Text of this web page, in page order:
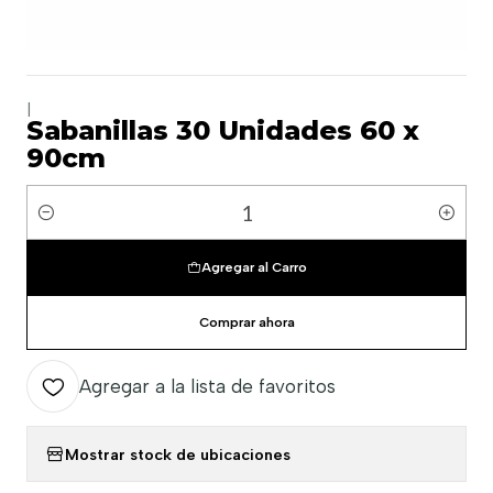
Sabanillas 30 Unidades 60 x
90cm
Cantidad
Agregar al Carro
Comprar ahora
Agregar a la lista de favoritos
Mostrar stock de ubicaciones